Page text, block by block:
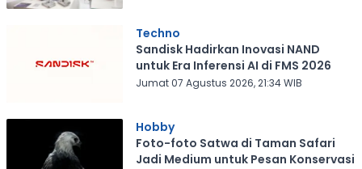
Techno
Sandisk Hadirkan Inovasi NAND
untuk Era Inferensi AI di FMS 2026
Jumat 07 Agustus 2026, 21:34 WIB
Hobby
Foto-foto Satwa di Taman Safari
Jadi Medium untuk Pesan Konservasi